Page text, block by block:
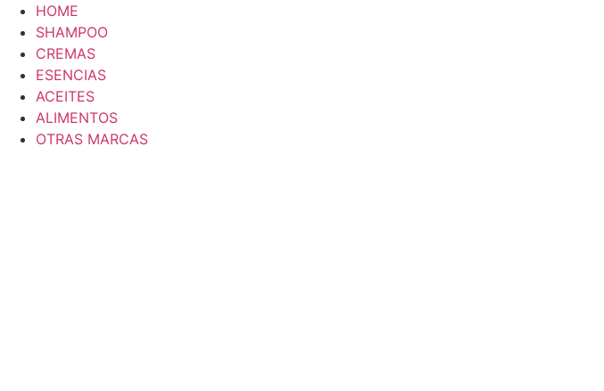
Saltar
contenido
HOME
SHAMPOO
CREMAS
ESENCIAS
ACEITES
ALIMENTOS
OTRAS MARCAS